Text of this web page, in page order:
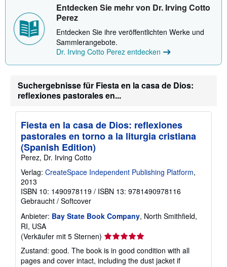
n
i
e
u
V
s
o
t
Entdecken Sie mehr von Dr. Irving Cotto
Perez
Entdecken Sie ihre veröffentlichten Werke und
Sammlerangebote.
Dr. Irving Cotto Perez entdecken
Suchergebnisse für Fiesta en la casa de Dios:
reflexiones pastorales en...
Fiesta en la casa de Dios: reflexiones
pastorales en torno a la liturgia cristiana
(Spanish Edition)
Perez, Dr. Irving Cotto
Verlag: CreateSpace Independent Publishing Platform,
2013
ISBN 10: 1490978119 / ISBN 13: 9781490978116
Gebraucht / Softcover
Anbieter: Bay State Book Company, North Smithfield,
RI, USA
(Verkäufer mit 5 Sternen) Verkäuferbewertung
5
von
Zustand: good. The book is in good condition with all
pages and cover intact, including the dust jacket if